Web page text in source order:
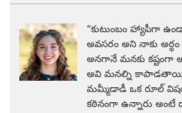
“కుటుంబం హ్యాపీగా
అవసరం అని నాకు
అనగానే మనకు కష్టంగా
అవి మనల్ని
మమ్మీడాడీ ఒక రూల్‌
కఠినంగా ఉన్నారు